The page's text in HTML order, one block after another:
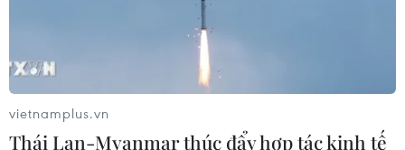
vietnamplus.vn
Thái Lan-Myanmar thúc đẩy hợp tác kinh tế